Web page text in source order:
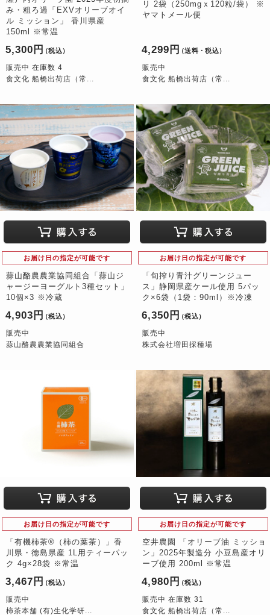
み・粗ろ過「EXVオリーブオイ
ル ミッション」 香川県産
150ml ※常温
5,300円 （税込）
販売中 在庫数 4
食文化 船橋出荷店（常...
リ 2袋（250mgｘ120粒/袋） ※
ヤマトメール便
4,299円 （送料・税込）
販売中
食文化 船橋出荷店（常...
お届け日の指定が可能です
蒜山酪農農業協同組合「蒜山ジ
ャージーヨーグルト3種セット」
10個×3 ※冷蔵
4,903円 （税込）
販売中
蒜山酪農農業協同組合
お届け日の指定が可能です
「旬搾り青汁グリーンジュー
ス」静岡県産ケール使用 5パッ
ク×6袋（1袋：90ml）※冷凍
6,350円 （税込）
販売中
株式会社増田採種場
お届け日の指定が可能です
「有機柿茶®（柿の葉茶）」香
川県・徳島県産 1L用ティーパッ
ク 4g×28袋 ※常温
3,467円 （税込）
販売中
柿茶本舗 (有)生化学研...
お届け日の指定が可能です
空井農園 「オリーブ油 ミッショ
ン」2025年製造分 小豆島産オリ
ーブ使用 200ml ※常温
4,980円 （税込）
販売中 在庫数 31
食文化 船橋出荷店（常...